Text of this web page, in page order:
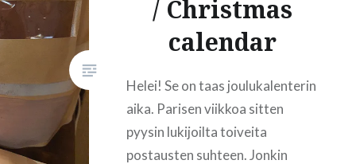
/ Christmas
calendar
Helei! Se on taas joulukalenterin
aika. Parisen viikkoa sitten
pyysin lukijoilta toiveita
postausten suhteen. Jonkin